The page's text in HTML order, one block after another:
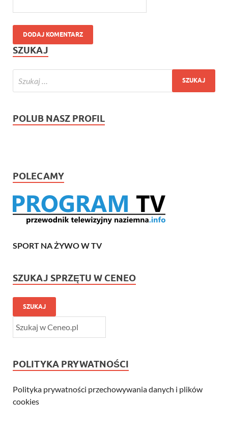
SZUKAJ
POLUB NASZ PROFIL
POLECAMY
SPORT NA ŻYWO W TV
SZUKAJ SPRZĘTU W CENEO
SZUKAJ
POLITYKA PRYWATNOŚCI
Polityka prywatności przechowywania danych i plików
cookies